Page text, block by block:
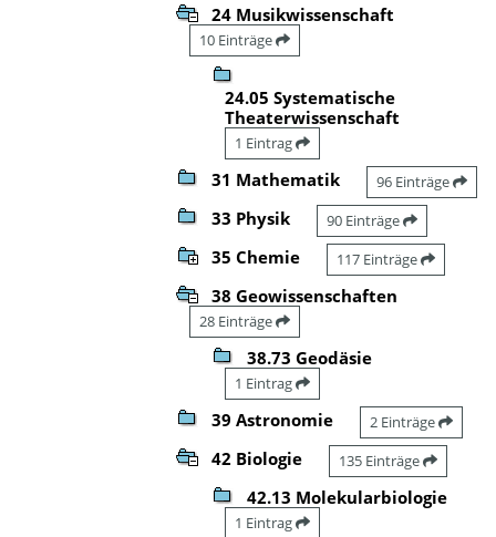
24 Musikwissenschaft
10 Einträge
24.05 Systematische
Theaterwissenschaft
1 Eintrag
31 Mathematik 96 Einträge
33 Physik 90 Einträge
35 Chemie 117 Einträge
38 Geowissenschaften
28 Einträge
38.73 Geodäsie
1 Eintrag
39 Astronomie 2 Einträge
42 Biologie 135 Einträge
42.13 Molekularbiologie
1 Eintrag